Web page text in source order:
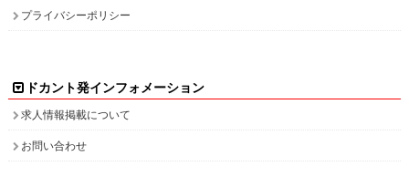
プライバシーポリシー
ドカント発インフォメーション
求人情報掲載について
お問い合わせ